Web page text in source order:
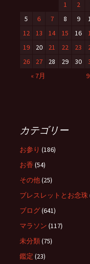
1
2
5
6 7 8 9
12
13 14 15 16
19
20 21 22 23
26
27 28 29 30
« 7月
カテゴリー
お参り (186)
お香 (54)
その他(25)
ブレスレットとお念珠
ブログ(641)
マラソン (117)
未分類(75)
鑑定 (23)